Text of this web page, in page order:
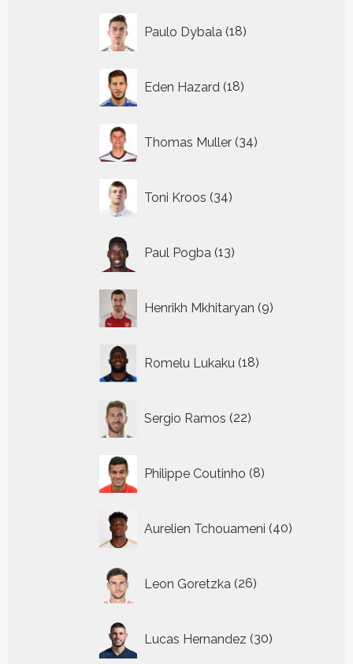
Paulo Dybala 18
producten
Eden Hazard 18
producten
Thomas Muller 34
producten
Toni Kroos 34
producten
Paul Pogba 13
producten
Henrikh Mkhitaryan 9
producten
Romelu Lukaku 18
producten
Sergio Ramos 22
producten
Philippe Coutinho 8
producten
Aurelien Tchouameni 40
producten
Leon Goretzka 26
producten
Lucas Hernandez 30
producten